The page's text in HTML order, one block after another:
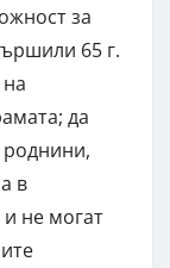
за
65 г.
да
в
не могат